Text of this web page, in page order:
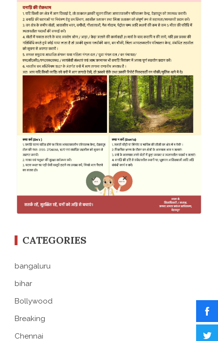
CATEGORIES
bangaluru
bihar
Bollywood
Breaking
Chennai